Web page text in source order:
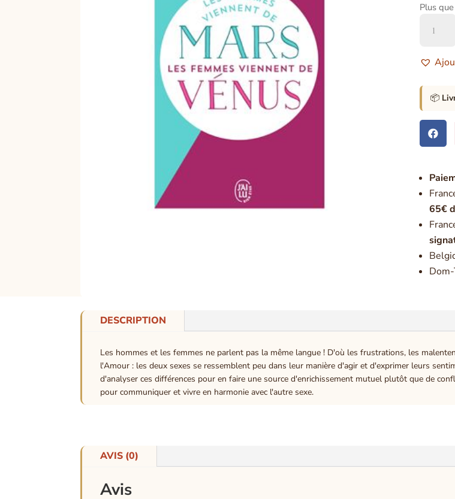
Plus
de
Mars,
les
femmes
viennent
📦

65€
DESCRIPTION
Les hommes et les femmes ne parlent pas la même langue ! D'où les frustrations, les
l'Amour : les deux sexes se ressemblent peu dans leur manière d'agir et d'exprimer leurs
d'analyser ces différences pour en faire une source d'enrichissement mutuel plutôt que de
pour communiquer et vivre en harmonie avec l'autre sexe.
AVIS (0)
Avis